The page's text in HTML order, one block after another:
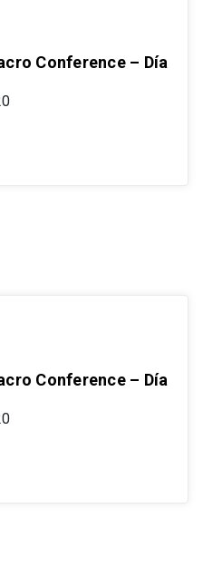
Conference – Día
Conference – Día